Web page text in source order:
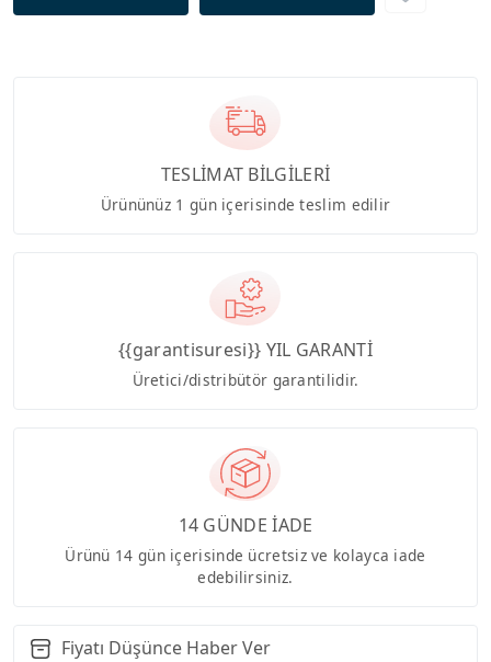
TESLİMAT BİLGİLERİ
Ürününüz 1 gün içerisinde teslim edilir
{{garantisuresi}} YIL GARANTİ
Üretici/distribütör garantilidir.
14 GÜNDE İADE
Ürünü 14 gün içerisinde ücretsiz ve kolayca iade
edebilirsiniz.
Fiyatı Düşünce Haber Ver